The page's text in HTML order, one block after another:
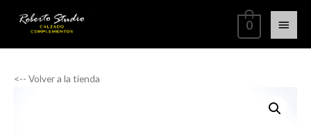
0
<-- Volver a la tienda